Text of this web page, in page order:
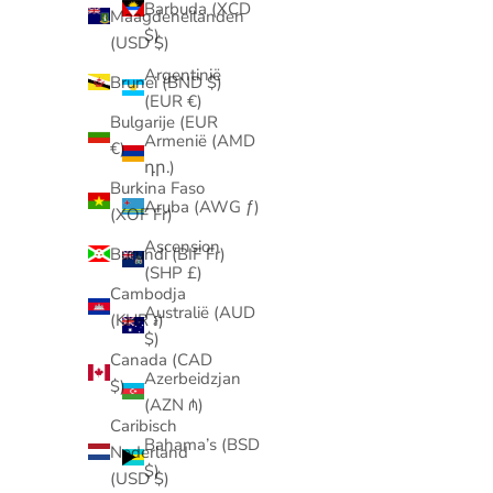
Maagdeneilanden
(USD $)
Brunei (BND $)
Bulgarije (EUR
€)
Burkina Faso
(XOF Fr)
Burundi (BIF Fr)
Cambodja
(KHR ៛)
Canada (CAD
$)
Caribisch
Nederland
(USD $)
Barbuda (XCD
$)
Argentinië
(EUR €)
Armenië (AMD
դր.)
Aruba (AWG ƒ)
Ascension
(SHP £)
Australië (AUD
$)
Azerbeidzjan
(AZN ₼)
Bahama’s (BSD
$)